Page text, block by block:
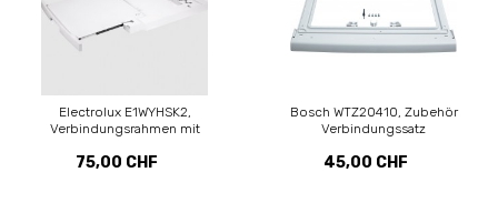
Electrolux E1WYHSK2,
Verbindungsrahmen mit
75,00 CHF
Bosch WTZ20410, Zubehör
Verbindungssatz
45,00 CHF